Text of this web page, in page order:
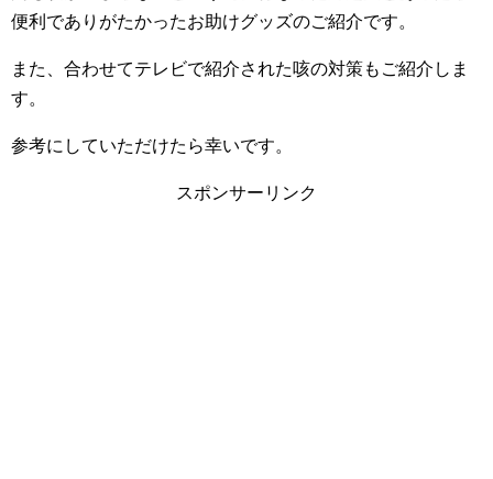
便利でありがたかったお助けグッズのご紹介です。
また、合わせてテレビで紹介された咳の対策もご紹介しま
す。
参考にしていただけたら幸いです。
スポンサーリンク